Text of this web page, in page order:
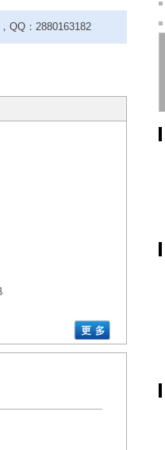
QQ：2880163182